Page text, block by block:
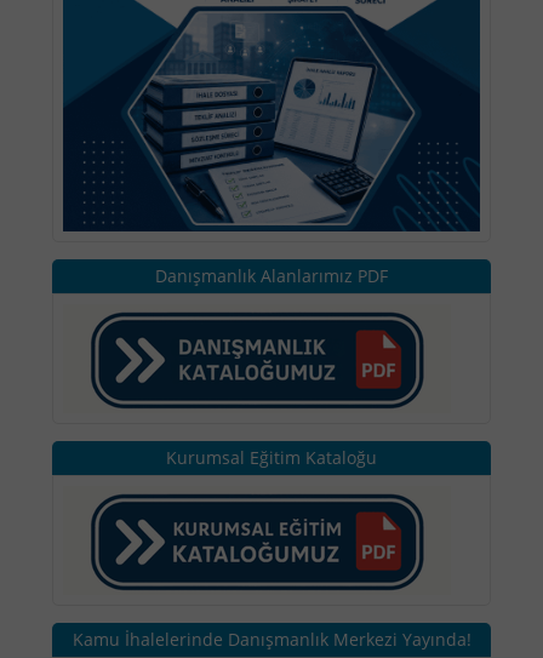
Danışmanlık Alanlarımız PDF
Kurumsal Eğitim Kataloğu
Kamu İhalelerinde Danışmanlık Merkezi Yayında!